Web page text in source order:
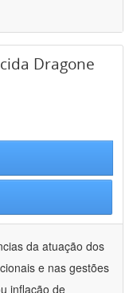
Dragone
da atuação dos
e nas gestões
inflação de